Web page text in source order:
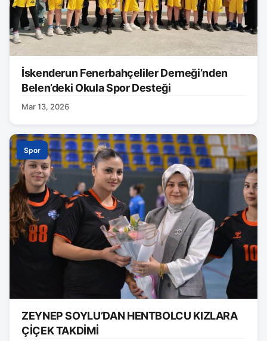
İskenderun Fenerbahçeliler Derneği’nden
Belen’deki Okula Spor Desteği
Mar 13, 2026
Spor
ZEYNEP SOYLU’DAN HENTBOLCU KIZLARA
ÇİÇEK TAKDİMİ